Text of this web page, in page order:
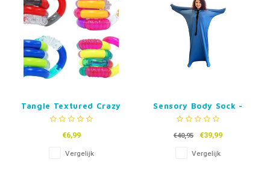
Tangle Textured Crazy
Junior
€6,99
Vergelijk
Sensory Body Sock -
Maat S, M of L
€40,95 €39,99
Vergelijk